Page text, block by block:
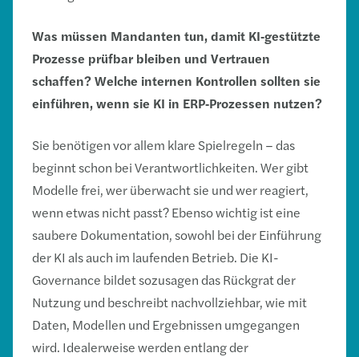
Was müssen Mandanten tun, damit KI‑gestützte
Prozesse prüfbar bleiben und Vertrauen
schaffen? Welche internen Kontrollen sollten sie
einführen, wenn sie KI in ERP‑Prozessen nutzen?
Sie benötigen vor allem klare Spielregeln – das
beginnt schon bei Verantwortlichkeiten. Wer gibt
Modelle frei, wer überwacht sie und wer reagiert,
wenn etwas nicht passt? Ebenso wichtig ist eine
saubere Dokumentation, sowohl bei der Einführung
der KI als auch im laufenden Betrieb. Die KI-
Governance bildet sozusagen das Rückgrat der
Nutzung und beschreibt nachvollziehbar, wie mit
Daten, Modellen und Ergebnissen umgegangen
wird. Idealerweise werden entlang der